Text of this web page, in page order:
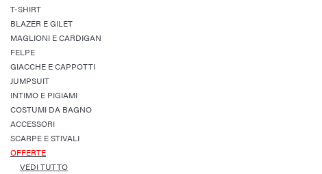
T-SHIRT
BLAZER E GILET
MAGLIONI E CARDIGAN
FELPE
GIACCHE E CAPPOTTI
JUMPSUIT
INTIMO E PIGIAMI
COSTUMI DA BAGNO
ACCESSORI
SCARPE E STIVALI
OFFERTE
VEDI TUTTO